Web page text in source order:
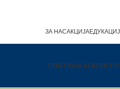
ЗА НАСАКЦИЈА
FORTIS®КАТАЛОГ